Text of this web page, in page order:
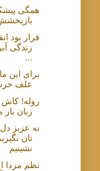
همگی
قرار بود
زندگی
...
برای این
علف
روله! کاش
زبان
نه عزیز دل
تان
نشینیم
نظم مزدا